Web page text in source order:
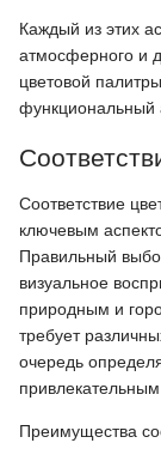
Каждый из этих
атмосферного и
цветовой
функциональный
Соответствие
ключевым
Правильный
визуальное
природным и
требует
очередь
Преимущества